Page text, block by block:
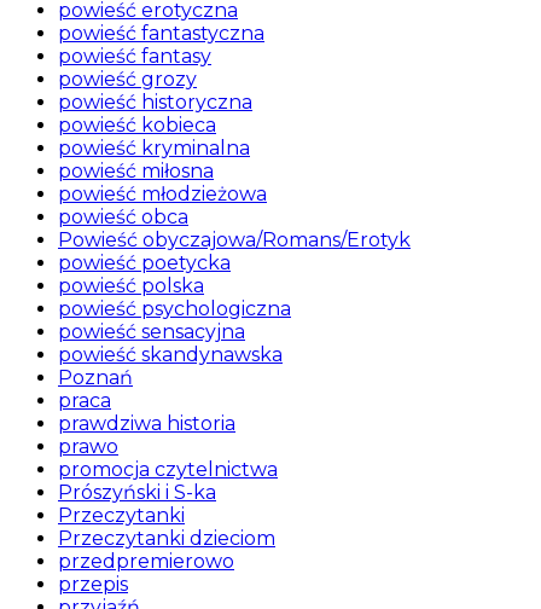
powieść erotyczna
powieść fantastyczna
powieść fantasy
powieść grozy
powieść historyczna
powieść kobieca
powieść kryminalna
powieść miłosna
powieść młodzieżowa
powieść obca
Powieść obyczajowa/Romans/Erotyk
powieść poetycka
powieść polska
powieść psychologiczna
powieść sensacyjna
powieść skandynawska
Poznań
praca
prawdziwa historia
prawo
promocja czytelnictwa
Prószyński i S-ka
Przeczytanki
Przeczytanki dzieciom
przedpremierowo
przepis